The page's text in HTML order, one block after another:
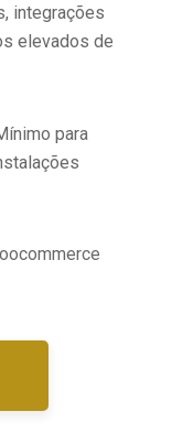
integrações
elevados de
para